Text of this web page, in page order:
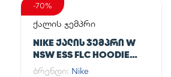
-70%
ქალის ჯემპრი
NIKE ᲥᲐᲚᲘᲡ ᲯᲔᲛᲞᲠᲘ W
NSW ESS FLC HOODIE
CLCTN RE
ბრენდი: Nike